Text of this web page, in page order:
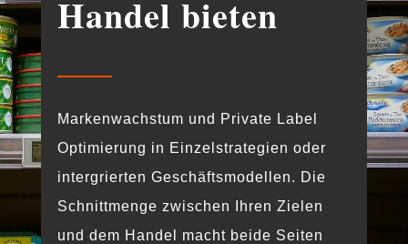
Handel bieten
Markenwachstum und Private Label
Optimierung in Einzelstrategien oder
intergrierten Geschäftsmodellen. Die
Schnittmenge zwischen Ihren Zielen
und dem Handel macht beide Seiten